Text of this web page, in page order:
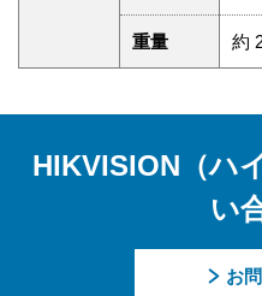
重量 約
HIKVISION（ハ
い
お